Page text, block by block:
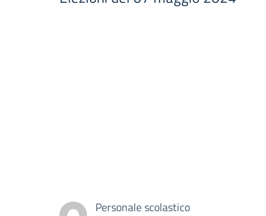
Personale scolastico